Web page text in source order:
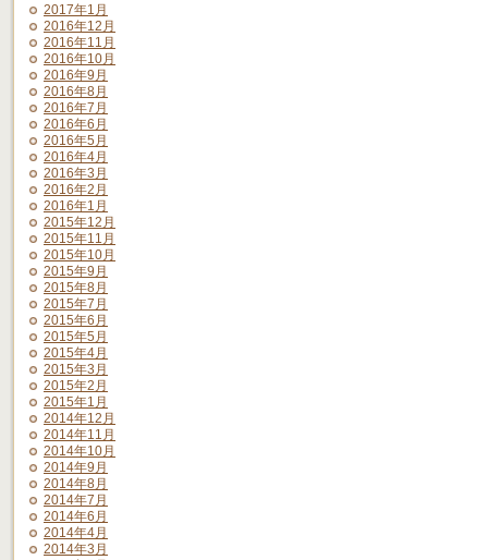
2017年1月
2016年12月
2016年11月
2016年10月
2016年9月
2016年8月
2016年7月
2016年6月
2016年5月
2016年4月
2016年3月
2016年2月
2016年1月
2015年12月
2015年11月
2015年10月
2015年9月
2015年8月
2015年7月
2015年6月
2015年5月
2015年4月
2015年3月
2015年2月
2015年1月
2014年12月
2014年11月
2014年10月
2014年9月
2014年8月
2014年7月
2014年6月
2014年4月
2014年3月